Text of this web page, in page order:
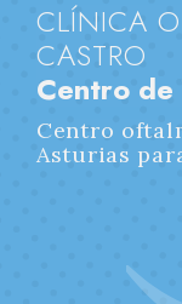
CLÍNICA
CASTRO
Centro
Centro
Asturias